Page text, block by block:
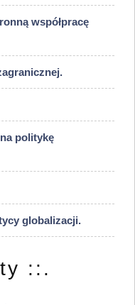
współpracę
politykę
globalizacji.
::.